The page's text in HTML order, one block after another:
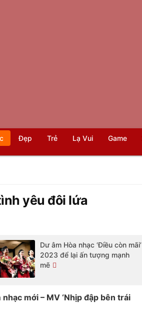
Đẹp Trẻ Lạ Vui Game
yêu đôi lứa
Dư âm Hòa nhạc ‘Điều còn mãi’
2023 để lại ấn tượng mạnh
mẽ
mới – MV ‘Nhịp đập bên trái